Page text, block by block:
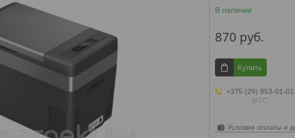
В наличии
870 руб.
Купить
+375 (29) 853-01-01
МТС
Условия оплаты и